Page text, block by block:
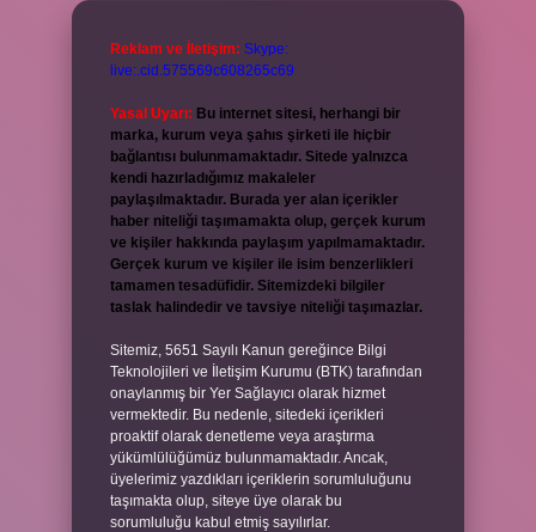
Reklam ve İletişim: Skype:
live:.cid.575569c608265c69
Yasal Uyarı: Bu internet sitesi, herhangi bir
marka, kurum veya şahıs şirketi ile hiçbir
bağlantısı bulunmamaktadır. Sitede yalnızca
kendi hazırladığımız makaleler
paylaşılmaktadır. Burada yer alan içerikler
haber niteliği taşımamakta olup, gerçek kurum
ve kişiler hakkında paylaşım yapılmamaktadır.
Gerçek kurum ve kişiler ile isim benzerlikleri
tamamen tesadüfidir. Sitemizdeki bilgiler
taslak halindedir ve tavsiye niteliği taşımazlar.
Sitemiz, 5651 Sayılı Kanun gereğince Bilgi
Teknolojileri ve İletişim Kurumu (BTK) tarafından
onaylanmış bir Yer Sağlayıcı olarak hizmet
vermektedir. Bu nedenle, sitedeki içerikleri
proaktif olarak denetleme veya araştırma
yükümlülüğümüz bulunmamaktadır. Ancak,
üyelerimiz yazdıkları içeriklerin sorumluluğunu
taşımakta olup, siteye üye olarak bu
sorumluluğu kabul etmiş sayılırlar.